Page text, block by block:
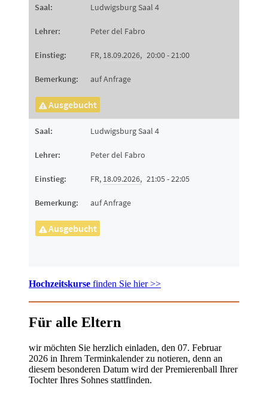
Hochzeitskurse finden Sie hier >>
Für alle Eltern
wir möchten Sie herzlich einladen, den 07. Februar
2026 in Ihrem Terminkalender zu notieren, denn an
diesem besonderen Datum wird der Premierenball Ihrer
Tochter Ihres Sohnes stattfinden.